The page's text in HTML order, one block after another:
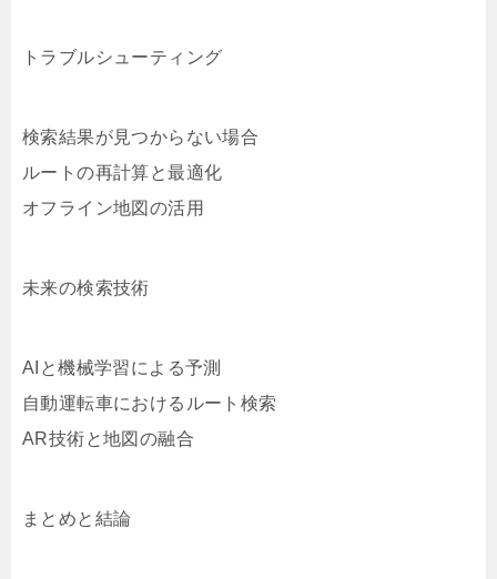
トラブルシューティング
検索結果が見つからない場合
ルートの再計算と最適化
オフライン地図の活用
未来の検索技術
AIと機械学習による予測
自動運転車におけるルート検索
AR技術と地図の融合
まとめと結論